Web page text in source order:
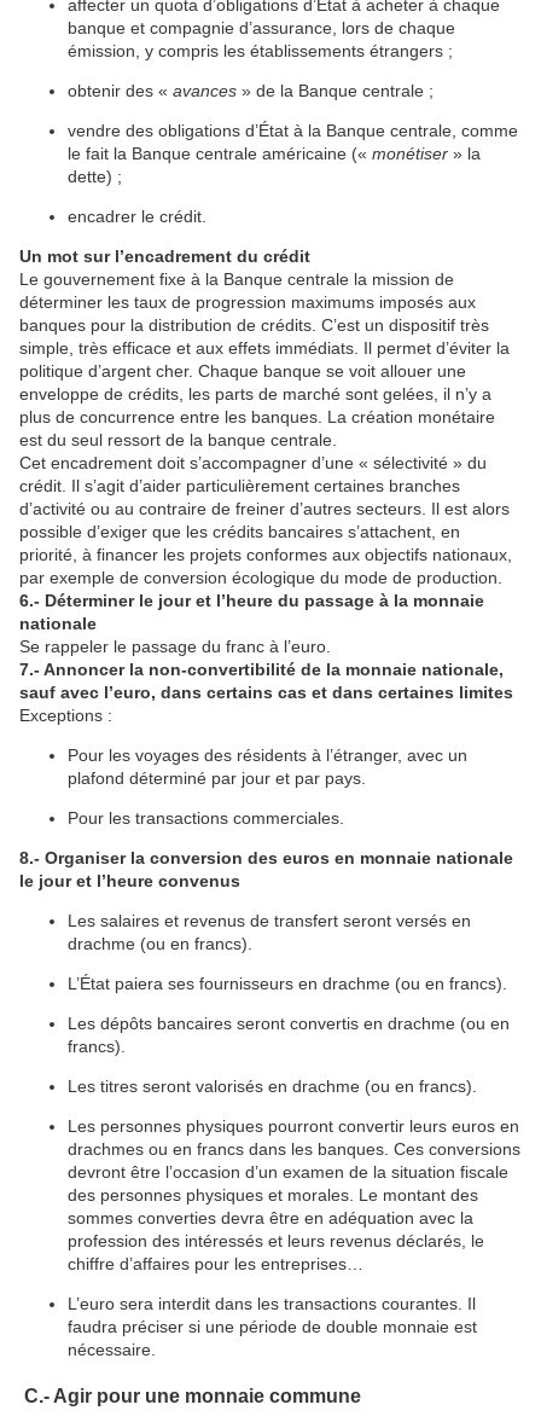
affecter un quota d’obligations d’État à acheter à chaque
banque et compagnie d’assurance, lors de chaque
émission, y compris les établissements étrangers ;
obtenir des « avances » de la Banque centrale ;
vendre des obligations d’État à la Banque centrale, comme
le fait la Banque centrale américaine (« monétiser » la
dette) ;
encadrer le crédit.
Un mot sur l’encadrement du crédit
Le gouvernement fixe à la Banque centrale la mission de
déterminer les taux de progression maximums imposés aux
banques pour la distribution de crédits. C’est un dispositif très
simple, très efficace et aux effets immédiats. Il permet d’éviter la
politique d’argent cher. Chaque banque se voit allouer une
enveloppe de crédits, les parts de marché sont gelées, il n’y a
plus de concurrence entre les banques. La création monétaire
est du seul ressort de la banque centrale.
Cet encadrement doit s’accompagner d’une « sélectivité » du
crédit. Il s’agit d’aider particulièrement certaines branches
d’activité ou au contraire de freiner d’autres secteurs. Il est alors
possible d’exiger que les crédits bancaires s’attachent, en
priorité, à financer les projets conformes aux objectifs nationaux,
par exemple de conversion écologique du mode de production.
6.- Déterminer le jour et l’heure du passage à la monnaie
nationale
Se rappeler le passage du franc à l’euro.
7.- Annoncer la non-convertibilité de la monnaie nationale,
sauf avec l’euro, dans certains cas et dans certaines limites
Exceptions :
Pour les voyages des résidents à l’étranger, avec un
plafond déterminé par jour et par pays.
Pour les transactions commerciales.
8.- Organiser la conversion des euros en monnaie nationale
le jour et l’heure convenus
Les salaires et revenus de transfert seront versés en
drachme (ou en francs).
L’État paiera ses fournisseurs en drachme (ou en francs).
Les dépôts bancaires seront convertis en drachme (ou en
francs).
Les titres seront valorisés en drachme (ou en francs).
Les personnes physiques pourront convertir leurs euros en
drachmes ou en francs dans les banques. Ces conversions
devront être l’occasion d’un examen de la situation fiscale
des personnes physiques et morales. Le montant des
sommes converties devra être en adéquation avec la
profession des intéressés et leurs revenus déclarés, le
chiffre d’affaires pour les entreprises…
L’euro sera interdit dans les transactions courantes. Il
faudra préciser si une période de double monnaie est
nécessaire.
C.- Agir pour une monnaie commune